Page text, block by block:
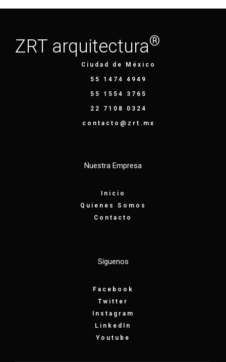
ZRT arquitectura®
Ciudad de México
55 1474 4949
55 1554 3765
22 7108 0324
contacto@zrt.mx
Nuestra Empresa
Inicio
Quienes Somos
Contacto
Síguenos
Facebook
Twitter
Instagram
LinkedIn
Youtube